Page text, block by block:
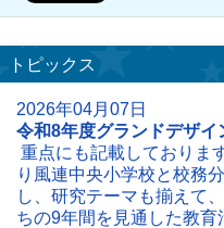
トピックス
2026年04月07日
令和8年度グランドデザイ
重点にも記載しておりま
り風連中央小学校と校務
し、研究テーマも揃えて
ちの9年間を見通した教育